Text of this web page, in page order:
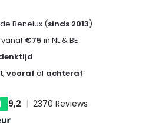
Benelux (sinds 2013)
€75 in NL & BE
vooraf of achteraf